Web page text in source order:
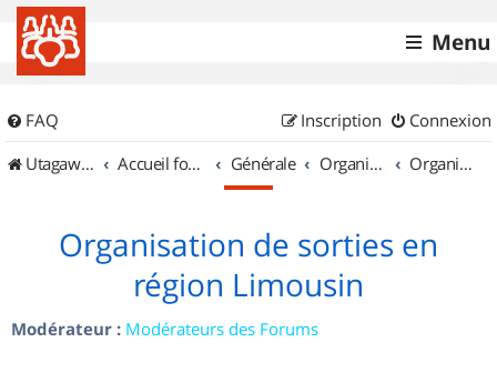
Menu
FAQ Connexion
Inscription
UtagawaVTT (Randos VTT et VTTAE avec traces GPS)
Accueil forum Générale Organisation de sorties & Recherche de partenaires Organisation de sorties en région Limousin
Organisation de sorties en
région Limousin
Modérateur : Modérateurs des Forums